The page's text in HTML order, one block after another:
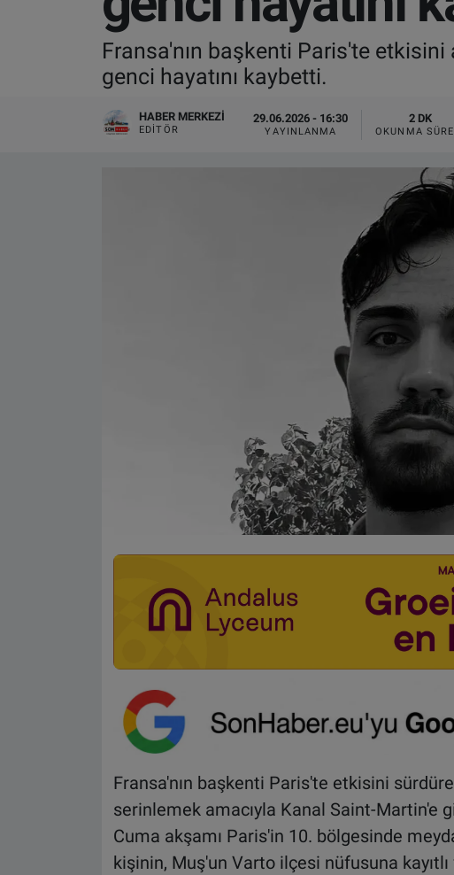
Fransa'nın başkenti Paris'te etkisini
genci hayatını kaybetti.
HABER MERKEZI
EDITÖR
29.06.2026 - 16:30
YAYINLANMA
2 DK
OKUNMA
Fransa'nın başkenti Paris'te etkisini
serinlemek amacıyla Kanal Saint-Martin'e
Cuma akşamı Paris'in 10. bölgesinde
kişinin, Muş'un Varto ilçesi nüfusuna
VIDEO GALERİ
ALGEMENE VOORWAARDEN
CONTACT